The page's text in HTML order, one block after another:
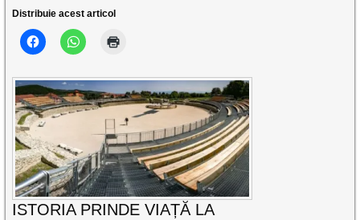
Distribuie acest articol
ISTORIA PRINDE VIAȚĂ LA